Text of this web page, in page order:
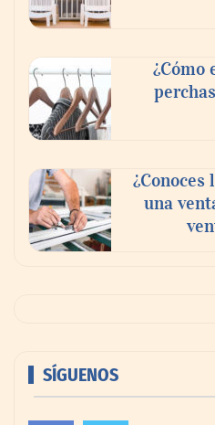
¿Cómo
una
SÍGUENOS